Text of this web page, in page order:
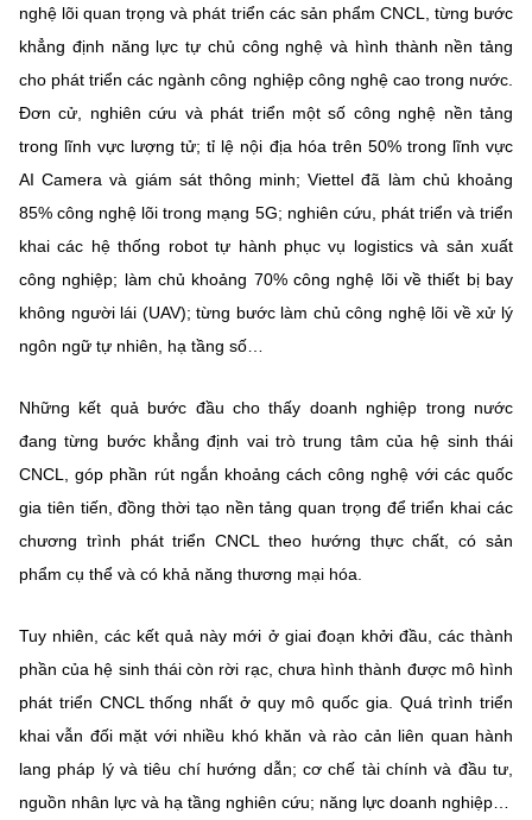
nghệ lõi quan trọng và phát triển các sản phẩm CNCL, từng bước
khẳng định năng lực tự chủ công nghệ và hình thành nền tảng
cho phát triển các ngành công nghiệp công nghệ cao trong nước.
Đơn cử, nghiên cứu và phát triển một số công nghệ nền tảng
trong lĩnh vực lượng tử; tỉ lệ nội địa hóa trên 50% trong lĩnh vực
AI Camera và giám sát thông minh; Viettel đã làm chủ khoảng
85% công nghệ lõi trong mạng 5G; nghiên cứu, phát triển và triển
khai các hệ thống robot tự hành phục vụ logistics và sản xuất
công nghiệp; làm chủ khoảng 70% công nghệ lõi về thiết bị bay
không người lái (UAV); từng bước làm chủ công nghệ lõi về xử lý
ngôn ngữ tự nhiên, hạ tầng số…
Những kết quả bước đầu cho thấy doanh nghiệp trong nước
đang từng bước khẳng định vai trò trung tâm của hệ sinh thái
CNCL, góp phần rút ngắn khoảng cách công nghệ với các quốc
gia tiên tiến, đồng thời tạo nền tảng quan trọng để triển khai các
chương trình phát triển CNCL theo hướng thực chất, có sản
phẩm cụ thể và có khả năng thương mại hóa.
Tuy nhiên, các kết quả này mới ở giai đoạn khởi đầu, các thành
phần của hệ sinh thái còn rời rạc, chưa hình thành được mô hình
phát triển CNCL thống nhất ở quy mô quốc gia. Quá trình triển
khai vẫn đối mặt với nhiều khó khăn và rào cản liên quan hành
lang pháp lý và tiêu chí hướng dẫn; cơ chế tài chính và đầu tư,
nguồn nhân lực và hạ tầng nghiên cứu; năng lực doanh nghiệp…